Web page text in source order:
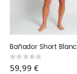
Rating:
0%
59,99 €